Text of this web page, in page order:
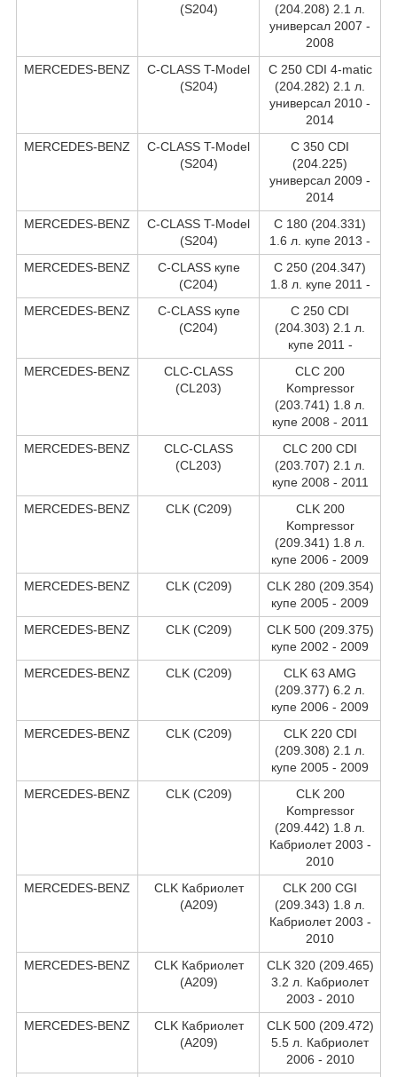
(S204)
(204.208) 2.1 л.
универсал 2007 -
2008
MERCEDES-BENZ
C-CLASS T-Model
(S204)
C 250 CDI 4-matic
(204.282) 2.1 л.
универсал 2010 -
2014
MERCEDES-BENZ
C-CLASS T-Model
(S204)
C 350 CDI
(204.225)
универсал 2009 -
2014
MERCEDES-BENZ
C-CLASS T-Model
(S204)
C 180 (204.331)
1.6 л. купе 2013 -
MERCEDES-BENZ
C-CLASS купе
(C204)
C 250 (204.347)
1.8 л. купе 2011 -
MERCEDES-BENZ
C-CLASS купе
(C204)
C 250 CDI
(204.303) 2.1 л.
купе 2011 -
MERCEDES-BENZ
CLC-CLASS
(CL203)
CLC 200
Kompressor
(203.741) 1.8 л.
купе 2008 - 2011
MERCEDES-BENZ
CLC-CLASS
(CL203)
CLC 200 CDI
(203.707) 2.1 л.
купе 2008 - 2011
MERCEDES-BENZ
CLK (C209)
CLK 200
Kompressor
(209.341) 1.8 л.
купе 2006 - 2009
MERCEDES-BENZ
CLK (C209)
CLK 280 (209.354)
купе 2005 - 2009
MERCEDES-BENZ
CLK (C209)
CLK 500 (209.375)
купе 2002 - 2009
MERCEDES-BENZ
CLK (C209)
CLK 63 AMG
(209.377) 6.2 л.
купе 2006 - 2009
MERCEDES-BENZ
CLK (C209)
CLK 220 CDI
(209.308) 2.1 л.
купе 2005 - 2009
MERCEDES-BENZ
CLK (C209)
CLK 200
Kompressor
(209.442) 1.8 л.
Кабриолет 2003 -
2010
MERCEDES-BENZ
CLK Кабриолет
(A209)
CLK 200 CGI
(209.343) 1.8 л.
Кабриолет 2003 -
2010
MERCEDES-BENZ
CLK Кабриолет
(A209)
CLK 320 (209.465)
3.2 л. Кабриолет
2003 - 2010
MERCEDES-BENZ
CLK Кабриолет
(A209)
CLK 500 (209.472)
5.5 л. Кабриолет
2006 - 2010